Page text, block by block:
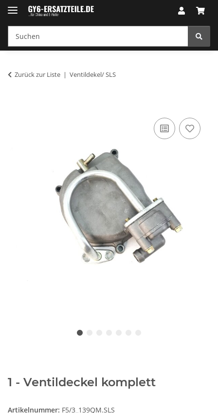
Zurück zur Liste Ventildekel/ SLS
1 - Ventildeckel komplett
Artikelnummer: F5/3_139QM.SLS